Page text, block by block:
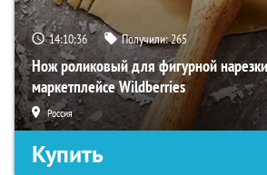
14:10:35 Получили:265
Нож роликовый для фигурной нарезки
маркетплейсе Wildberries
Россия
Купить